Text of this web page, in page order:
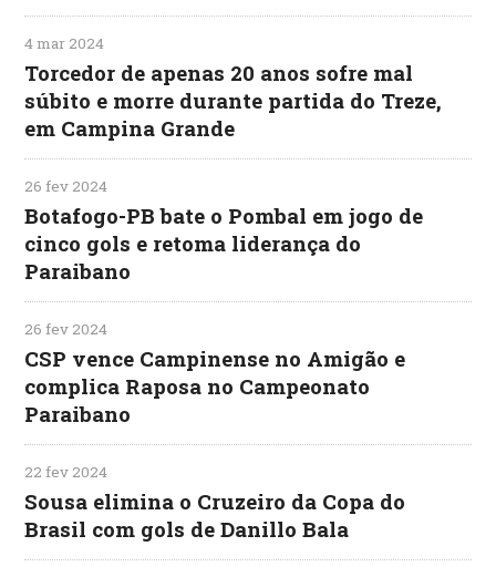
4 mar 2024
Torcedor de apenas 20 anos sofre mal
súbito e morre durante partida do Treze,
em Campina Grande
26 fev 2024
Botafogo-PB bate o Pombal em jogo de
cinco gols e retoma liderança do
Paraibano
26 fev 2024
CSP vence Campinense no Amigão e
complica Raposa no Campeonato
Paraibano
22 fev 2024
Sousa elimina o Cruzeiro da Copa do
Brasil com gols de Danillo Bala